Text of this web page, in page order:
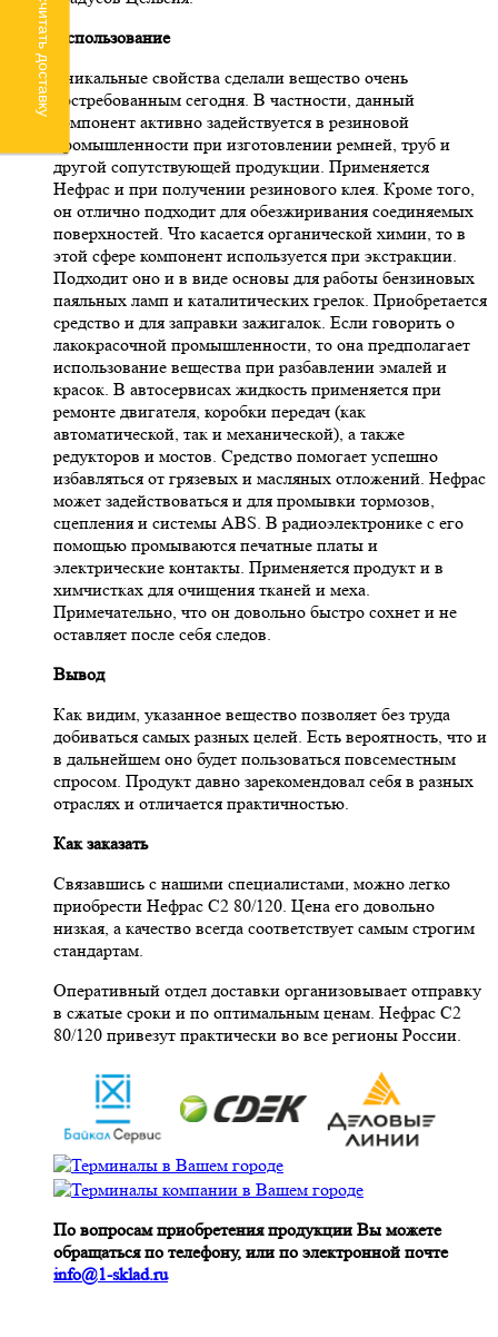
Использование
Уникальные свойства сделали вещество очень
востребованным сегодня. В частности, данный
компонент активно задействуется в резиновой
промышленности при изготовлении ремней, труб и
другой сопутствующей продукции. Применяется
Нефрас и при получении резинового клея. Кроме того,
он отлично подходит для обезжиривания соединяемых
поверхностей. Что касается органической химии, то в
этой сфере компонент используется при экстракции.
Подходит оно и в виде основы для работы бензиновых
паяльных ламп и каталитических грелок. Приобретается
средство и для заправки зажигалок. Если говорить о
лакокрасочной промышленности, то она предполагает
использование вещества при разбавлении эмалей и
красок. В автосервисах жидкость применяется при
ремонте двигателя, коробки передач (как
автоматической, так и механической), а также
редукторов и мостов. Средство помогает успешно
избавляться от грязевых и масляных отложений. Нефрас
может задействоваться и для промывки тормозов,
сцепления и системы ABS. В радиоэлектронике с его
помощью промываются печатные платы и
электрические контакты. Применяется продукт и в
химчистках для очищения тканей и меха.
Примечательно, что он довольно быстро сохнет и не
оставляет после себя следов.
Вывод
Как видим, указанное вещество позволяет без труда
добиваться самых разных целей. Есть вероятность, что и
в дальнейшем оно будет пользоваться повсеместным
спросом. Продукт давно зарекомендовал себя в разных
отраслях и отличается практичностью.
Как заказать
Связавшись с нашими специалистами, можно легко
приобрести Нефрас С2 80/120. Цена его довольно
низкая, а качество всегда соответствует самым строгим
стандартам.
Оперативный отдел доставки организовывает отправку
в сжатые сроки и по оптимальным ценам. Нефрас С2
80/120 привезут практически во все регионы России.
По вопросам приобретения продукции Вы можете
обращаться по телефону, или по электронной почте
info@1-sklad.ru
Рассчитать доставку